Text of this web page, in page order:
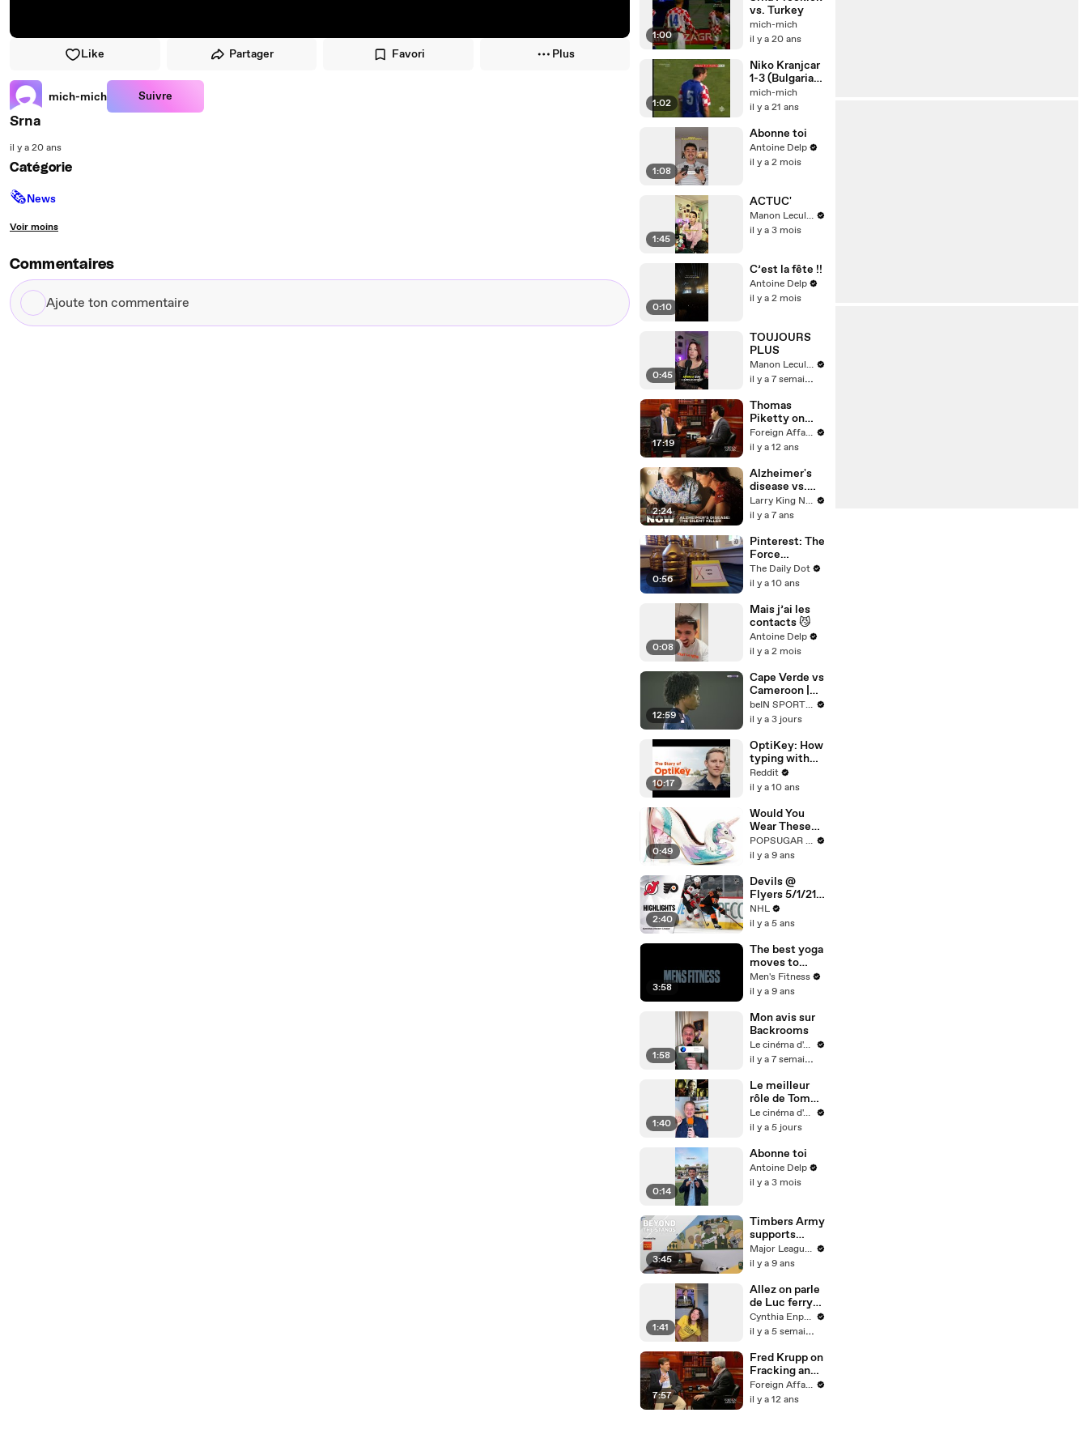
Like Partager Favori Plus
mich-mich Suivre
Srna
il y a 20 ans
Catégorie
🗞News
Voir moins
Commentaires
Ajoute
ton
1:00
vs. Turkey
mich-mich
il y a 20 ans
1:02
Niko Kranjcar
1-3 (Bulgaria-
Croatia 1-3)
mich-mich
il y a 21 ans
1:08
Abonne toi
Antoine Delp
il y a 2 mois
1:45
ACTUC'
Manon Leculnu
il y a 3 mois
0:10
C’est la fête !!
Antoine Delp
il y a 2 mois
0:45
TOUJOURS
PLUS
Manon Leculnu
il y a 7 semaines
17:19
Thomas
Piketty on
Economic
Inequality
Foreign Affairs
il y a 12 ans
2:24
Alzheimer's
disease vs.
dementia:
What's the
Larry King Now on Ora.TV
il y a 7 ans
0:56
Pinterest: The
Force
Awakens
The Daily Dot
il y a 10 ans
0:08
Mais j’ai les
contacts 😼
Antoine Delp
il y a 2 mois
12:59
Cape Verde vs
Cameroon |
Women's
Africa Cup of
HIGHLIGHT |
08062026 |
beINSportsUS
A
beIN SPORTS USA
il y a 3 jours
10:17
OptiKey: How
typing with
eyesight
could impact
lives
Reddit
il y a 10 ans
0:49
Would You
Wear These
Unicorn High
Heels?
POPSUGAR Fashion
il y a 9 ans
2:40
Devils @
Flyers 5/1/21 |
NHL
Highlights
NHL
il y a 5 ans
3:58
The best yoga
moves to
improve
shoulder
Men's Fitness
il y a 9 ans
1:58
Mon avis sur
Backrooms
Le cinéma d'Amaury
il y a 7 semaines
1:40
Le meilleur
rôle de Tom
Holland
Le cinéma d'Amaury
il y a 5 jours
0:14
Abonne toi
Antoine Delp
il y a 3 mois
3:45
Timbers Army
supports
foster kids |
Beyond the
by Wells
Fargo
Major League Soccer
il y a 9 ans
1:41
Allez on parle
de Luc ferry
pck j’etais
obligée
ahahah
Cynthia Enparle
il y a 5 semaines
7:57
Fred Krupp on
Fracking and
the
Environment
Foreign Affairs
il y a 12 ans